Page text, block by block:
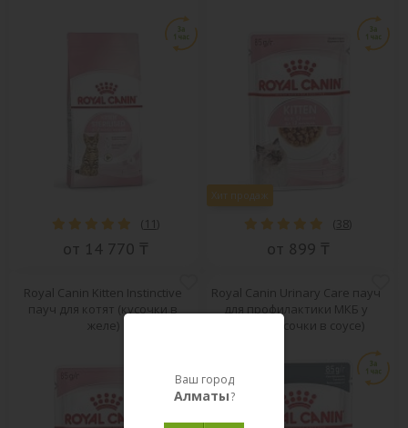
( 11)
от 14 770 ₸
Хит продаж
( 38)
от 899 ₸
Royal Canin Kitten Instinctive
пауч для котят (кусочки в
желе)
Royal Canin Urinary Care пауч
для профилактики МКБ у
кошек (кусочки в соусе)
Ваш город
Алматы?